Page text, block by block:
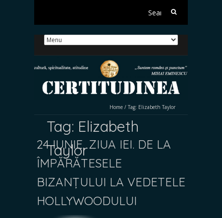
Search
Home / Tag: Elizabeth Taylor
Tag: Elizabeth
Taylor
24 IUNIE, ZIUA IEI. DE LA
ÎMPĂRĂTESELE
BIZANȚULUI LA VEDETELE
HOLLYWOODULUI